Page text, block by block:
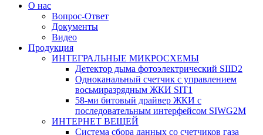
О нас
Вопрос-Ответ
Документы
Видео
Продукция
ИНТЕГРАЛЬНЫЕ МИКРОСХЕМЫ
Детектор дыма фотоэлектрический SIID2
Одноканальный счетчик с управлением
восьмиразрядным ЖКИ SIT1
58-ми битовый драйвер ЖКИ с
последовательным интерфейсом SIWG2M
ИНТЕРНЕТ ВЕЩЕЙ
Система сбора данных со счетчиков газа